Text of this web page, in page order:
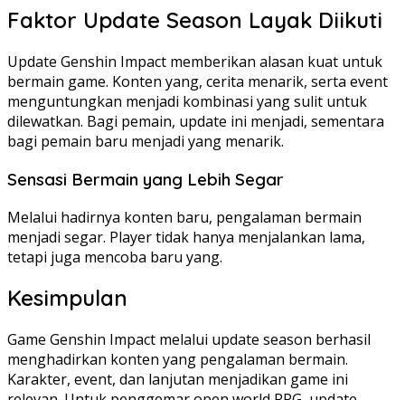
Faktor Update Season Layak Diikuti
Update Genshin Impact memberikan alasan kuat untuk
bermain game. Konten yang, cerita menarik, serta event
menguntungkan menjadi kombinasi yang sulit untuk
dilewatkan. Bagi pemain, update ini menjadi, sementara
bagi pemain baru menjadi yang menarik.
Sensasi Bermain yang Lebih Segar
Melalui hadirnya konten baru, pengalaman bermain
menjadi segar. Player tidak hanya menjalankan lama,
tetapi juga mencoba baru yang.
Kesimpulan
Game Genshin Impact melalui update season berhasil
menghadirkan konten yang pengalaman bermain.
Karakter, event, dan lanjutan menjadikan game ini